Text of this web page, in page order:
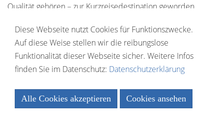
Qualität gehören – zur Kurzreisedestination geworden.
noch weiter wachsen und den Weg einschlagen zum
Ganzjahresbetrieb. Gäste kommen und gehen stündlich
im Europa-Park Resort. Was aber immer konstant bleibt, ist
das hohe Niveau perfekter Gastlichkeit. Von der ersten
und wunderschöner Erinnerungen.
Diese Webseite nutzt Cookies für Funktionszwecke.
Auf diese Weise stellen wir die reibungslose
Funktionalität dieser Webseite sicher. Weitere Infos
finden Sie im Datenschutz: Datenschutzerklärung
Alle Cookies akzeptieren
Cookies ansehen